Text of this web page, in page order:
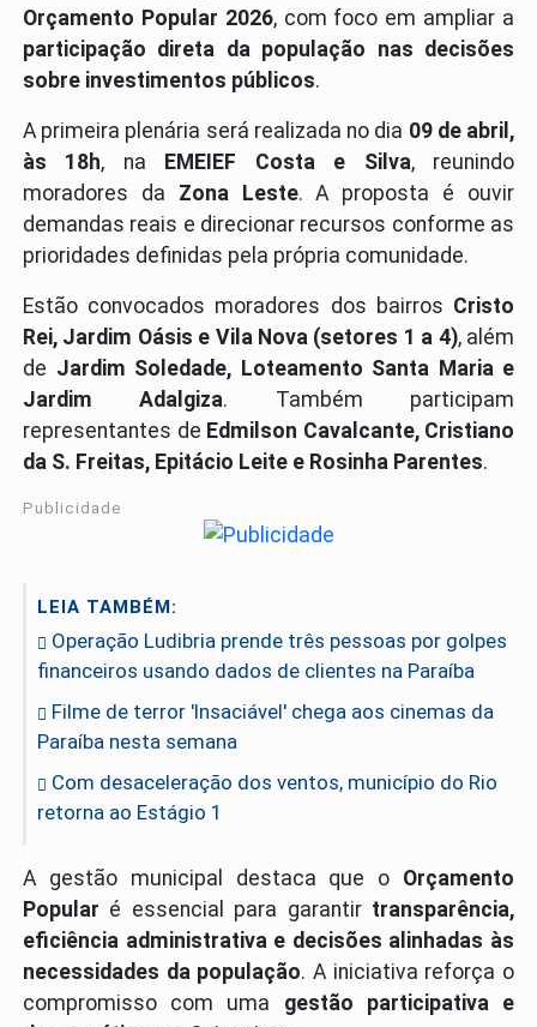
Orçamento Popular 2026, com foco em ampliar a
participação direta da população nas decisões
sobre investimentos públicos.
A primeira plenária será realizada no dia 09 de abril,
às 18h, na EMEIEF Costa e Silva, reunindo
moradores da Zona Leste. A proposta é ouvir
demandas reais e direcionar recursos conforme as
prioridades definidas pela própria comunidade.
Estão convocados moradores dos bairros Cristo
Rei, Jardim Oásis e Vila Nova (setores 1 a 4), além
de Jardim Soledade, Loteamento Santa Maria e
Jardim Adalgiza. Também participam
representantes de Edmilson Cavalcante, Cristiano
da S. Freitas, Epitácio Leite e Rosinha Parentes.
Publicidade
LEIA TAMBÉM:
Operação Ludibria prende três pessoas por golpes
financeiros usando dados de clientes na Paraíba
Filme de terror 'Insaciável' chega aos cinemas da
Paraíba nesta semana
Com desaceleração dos ventos, município do Rio
retorna ao Estágio 1
A gestão municipal destaca que o Orçamento
Popular é essencial para garantir transparência,
eficiência administrativa e decisões alinhadas às
necessidades da população. A iniciativa reforça o
compromisso com uma gestão participativa e